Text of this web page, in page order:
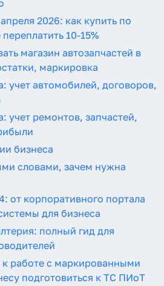
2026: как купить по
10-15%
магазин автозапчастей в
маркировка
учет автомобилей, договоров,
учет ремонтов, запчастей,
бизнеса
словами, зачем нужна
от корпоративного портала
для бизнеса
полный гид для
работе с маркированными
подготовиться к ТС ПИоТ